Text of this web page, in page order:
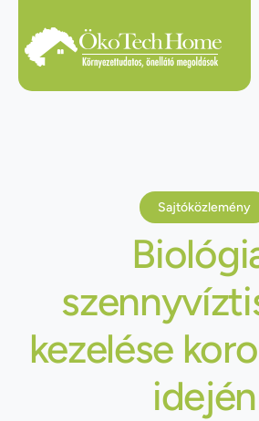
Sajtóközlemény
kezelése
idején